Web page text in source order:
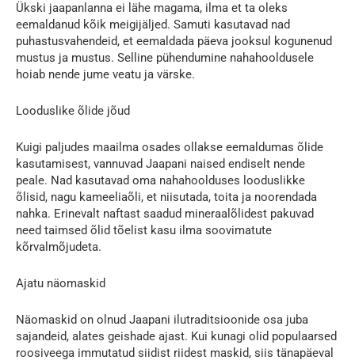
Ükski jaapanlanna ei lähe magama, ilma et ta oleks
eemaldanud kõik meigijäljed. Samuti kasutavad nad
puhastusvahendeid, et eemaldada päeva jooksul kogunenud
mustus ja mustus. Selline pühendumine nahahooldusele
hoiab nende jume veatu ja värske.
Looduslike õlide jõud
Kuigi paljudes maailma osades ollakse eemaldumas õlide
kasutamisest, vannuvad Jaapani naised endiselt nende
peale. Nad kasutavad oma nahahoolduses looduslikke
õlisid, nagu kameeliaõli, et niisutada, toita ja noorendada
nahka. Erinevalt naftast saadud mineraalõlidest pakuvad
need taimsed õlid tõelist kasu ilma soovimatute
kõrvalmõjudeta.
Ajatu näomaskid
Näomaskid on olnud Jaapani ilutraditsioonide osa juba
sajandeid, alates geishade ajast. Kui kunagi olid populaarsed
roosiveega immutatud siidist riidest maskid, siis tänapäeval